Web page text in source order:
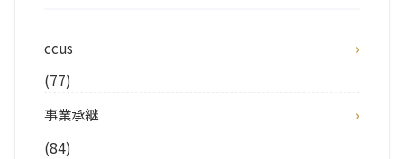
ccus
(77)
事業承継
(84)